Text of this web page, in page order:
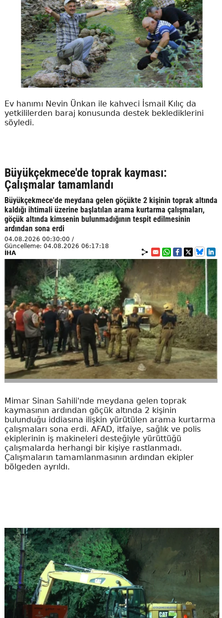
Ev hanımı Nevin Ünkan ile kahveci İsmail Kılıç da
yetkililerden baraj konusunda destek beklediklerini
söyledi.
Büyükçekmece'de toprak kayması:
Çalışmalar tamamlandı
Büyükçekmece'de meydana gelen göçükte 2 kişinin toprak altında
kaldığı ihtimali üzerine başlatılan arama kurtarma çalışmaları,
göçük altında kimsenin bulunmadığının tespit edilmesinin
ardından sona erdi
04.08.2026 00:30:00 /
Güncelleme: 04.08.2026 06:17:18
İHA
Mimar Sinan Sahili'nde meydana gelen toprak
kaymasının ardından göçük altında 2 kişinin
bulunduğu iddiasına ilişkin yürütülen arama kurtarma
çalışmaları sona erdi. AFAD, itfaiye, sağlık ve polis
ekiplerinin iş makineleri desteğiyle yürüttüğü
çalışmalarda herhangi bir kişiye rastlanmadı.
Çalışmaların tamamlanmasının ardından ekipler
bölgeden ayrıldı.